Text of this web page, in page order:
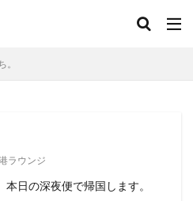
。
ラウンジ
日の深夜便で帰国します。